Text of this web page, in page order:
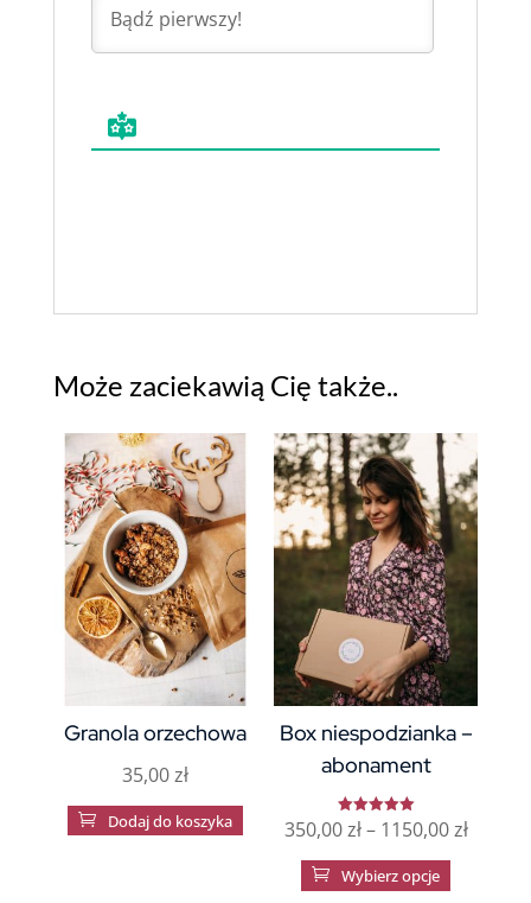
Może zaciekawią Cię także..
Granola orzechowa
35,00zł
 Dodaj do koszyka
Box niespodzianka –
abonament
Oceniono
5.00
350,00zł– 1150,00złZakres
 Wybierz opcje
Ten
produkt